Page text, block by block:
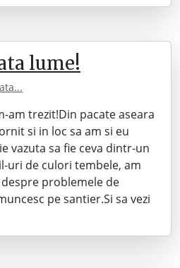
lume!
am trezit!Din pacate aseara
si in loc sa am si eu
vazuta sa fie ceva dintr-un
uri de culori tembele, am
problemele de
pe santier.Si sa vezi